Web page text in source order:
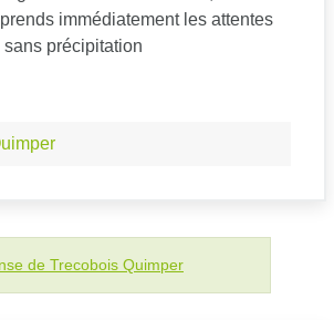
immédiatement les attentes
précipitation
de Trecobois Quimper